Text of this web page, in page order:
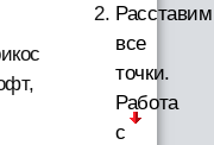
Расставим
все
точки.
Работа
с